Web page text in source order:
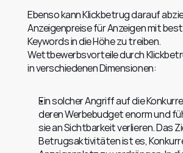
Ebenso kann Klickbetrug darauf
Anzeigenpreise für Anzeigen mit
Keywords in die Höhe zu treiben.
Wettbewerbsvorteile durch
in verschiedenen Dimensionen:
Ein solcher Angriff auf die
deren Werbebudget enorm und
sie an Sichtbarkeit verlieren. Das
Betrugsaktivitäten ist es,